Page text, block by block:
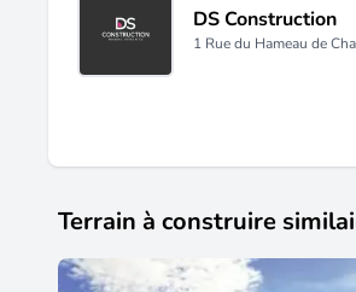
DS Construction
1 Rue du Hameau de
Terrain à construire